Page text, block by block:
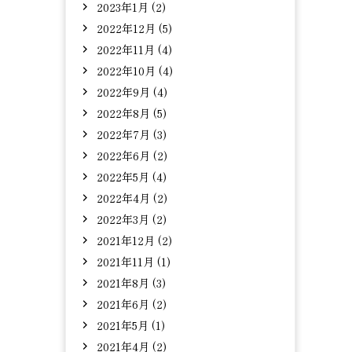
2023年1月 (2)
2022年12月 (5)
2022年11月 (4)
2022年10月 (4)
2022年9月 (4)
2022年8月 (5)
2022年7月 (3)
2022年6月 (2)
2022年5月 (4)
2022年4月 (2)
2022年3月 (2)
2021年12月 (2)
2021年11月 (1)
2021年8月 (3)
2021年6月 (2)
2021年5月 (1)
2021年4月 (2)